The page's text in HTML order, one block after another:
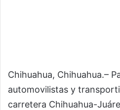
Chihuahua, Chihuahua.–
automovilistas y
carretera Chihuahua-